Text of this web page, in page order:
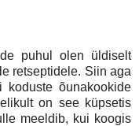
puhul olen üldiselt
retseptidele. Siin aga
õunakookide
on see küpsetis
meeldib, kui koogis